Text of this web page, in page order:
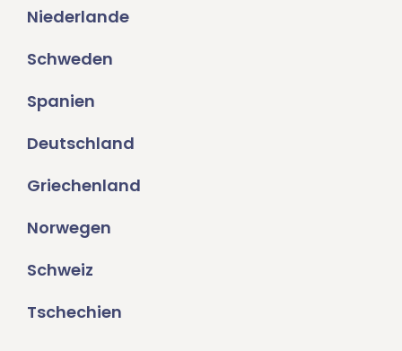
Niederlande
Schweden
Spanien
Deutschland
Griechenland
Norwegen
Schweiz
Tschechien